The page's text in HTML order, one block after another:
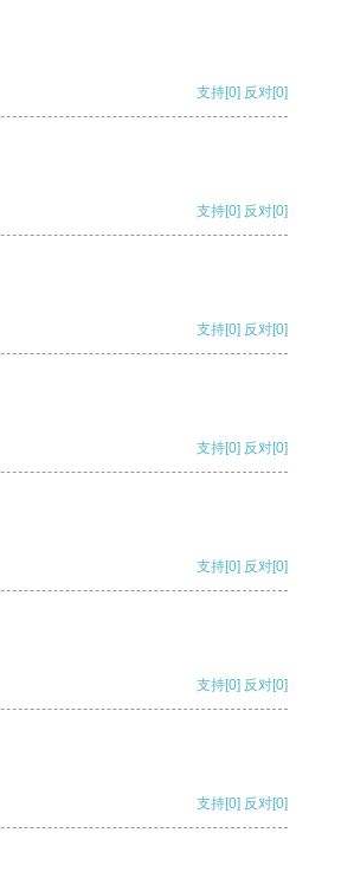
支持[0] 反对[0]
支持[0] 反对[0]
支持[0] 反对[0]
支持[0] 反对[0]
支持[0] 反对[0]
支持[0] 反对[0]
支持[0] 反对[0]